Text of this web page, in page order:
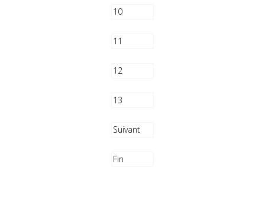
10
11
12
13
Suivant
Fin